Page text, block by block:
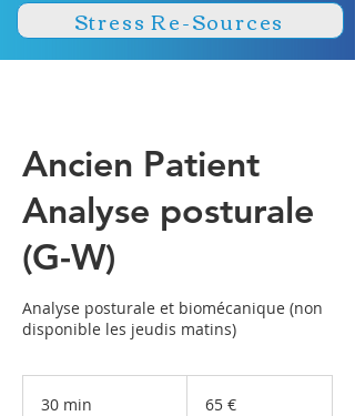
Stress Re-Sources
Ancien Patient
Analyse posturale
(G-W)
Analyse posturale et biomécanique (non
disponible les jeudis matins)
30 min 65 €